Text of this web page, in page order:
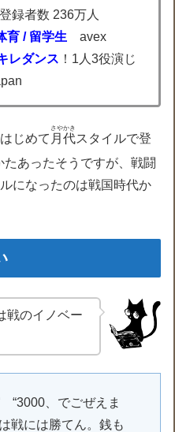
録者数 236万人
育 / 留学生 avex
レダンス ！1人3役演じ
じめて 月代
さやかき
スタイルで登
あったそうですが、戦闘
になったのは戦国時代か
戦のイノベー
“3000、でごぜえま
戦には勝てん。銭も